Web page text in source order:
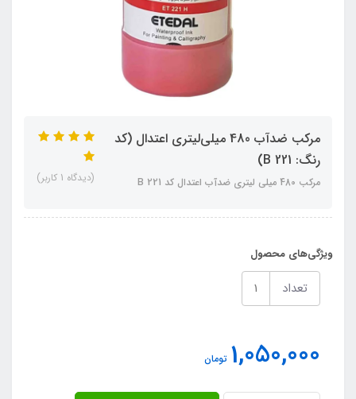
مرکب ضدآب 480 میلی‌لیتری اعتدال (کد
رنگ: 221 B)
مرکب 480 میلی لیتری ضدآب اعتدال کد 221 B (دیدگاه 1 کاربر)
ویژگی‌های محصول
تعداد
1,050,000 تومان